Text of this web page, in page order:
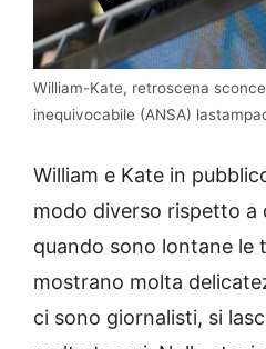
William-Kate, retroscena
inequivocabile (ANSA)
William e Kate in
modo diverso rispetto a
quando sono lontane le
mostrano molta
ci sono giornalisti, si